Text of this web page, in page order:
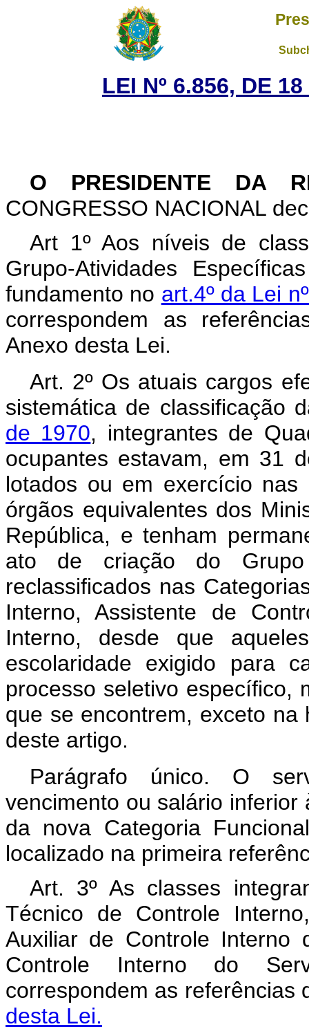
LEI Nº 6.856, DE
O PRESIDENTE DA
CONGRESSO NACIONAL
Art 1º Aos níveis de
Grupo-Atividades
fundamento no art.4º da Lei
correspondem as
Anexo desta Lei.
Art. 2º Os atuais cargos
sistemática de classificação
de 1970, integrantes de
ocupantes estavam, em 31
lotados ou em exercício
órgãos equivalentes dos
República, e tenham
ato de criação do
reclassificados nas
Interno, Assistente de
Interno, desde que
escolaridade exigido para
processo seletivo específico,
que se encontrem, exceto
deste artigo.
Parágrafo único. O
vencimento ou salário inferior
da nova Categoria
localizado na primeira
Art. 3º As classes
Técnico de Controle
Auxiliar de Controle Interno
Controle Interno do
correspondem as
desta Lei.